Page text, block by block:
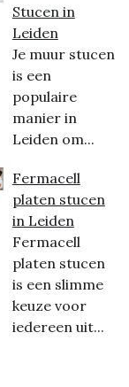
Stucen in
Leiden
Je muur stucen
is een
populaire
manier in
Leiden om...
Fermacell
platen stucen
in Leiden
Fermacell
platen stucen
is een slimme
keuze voor
iedereen uit...